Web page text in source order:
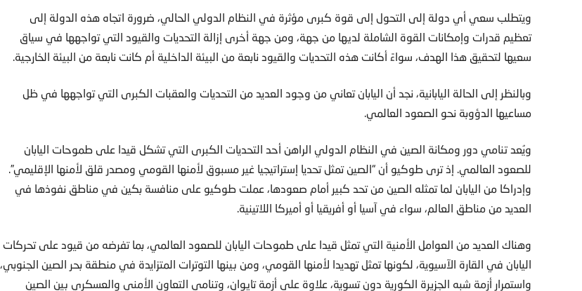
ويتطلب سعي أي دولة إلى التحول إلى قوة كبرى مؤثرة في النظام الدولي الحالي، ضرورة اتجاه هذه الدولة إلى
تعظيم قدرات وإمكانات القوة الشاملة لديها من جهة، ومن جهة أخرى إزالة التحديات والقيود التي تواجهها في سياق
سعيها لتحقيق هذا الهدف، سواءً أكانت هذه التحديات والقيود نابعة من البيئة الداخلية أم كانت نابعة من البيئة الخارجية.
وبالنظر إلى الحالة اليابانية، نجد أن اليابان تعاني من وجود العديد من التحديات والعقبات الكبرى التي تواجهها في ظل
مساعيها الدؤوبة نحو الصعود العالمي.
ويُعد تنامي دور ومكانة الصين في النظام الدولي الراهن أحد التحديات الكبرى التي تشكل قيدا على طموحات اليابان
للصعود العالمي. إذ ترى طوكيو أن “الصين تمثل تحديا إستراتيجيا غير مسبوق لأمنها القومي ومصدر قلق لأمنها الإقليمي”.
وإدراكا من اليابان لما تمثله الصين من تحد كبير أمام صعودها، عملت طوكيو على منافسة بكين في مناطق نفوذها في
العديد من مناطق العالم، سواء في آسيا أو أفريقيا أو أميركا اللاتينية.
وهناك العديد من العوامل الأمنية التي تمثل قيدا على طموحات اليابان للصعود العالمي، بما تفرضه من قيود على تحركات
اليابان في القارة الآسيوية، لكونها تمثل تهديدا لأمنها القومي، ومن بينها التوترات المتزايدة في منطقة بحر الصين الجنوبي،
واستمرار أزمة شبه الجزيرة الكورية دون تسوية، علاوة على أزمة تايوان، وتنامي التعاون الأمني والعسكري بين الصين